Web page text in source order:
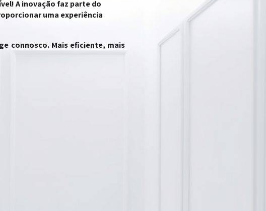
A inovação faz parte do
uma experiência
connosco. Mais eficiente, mais